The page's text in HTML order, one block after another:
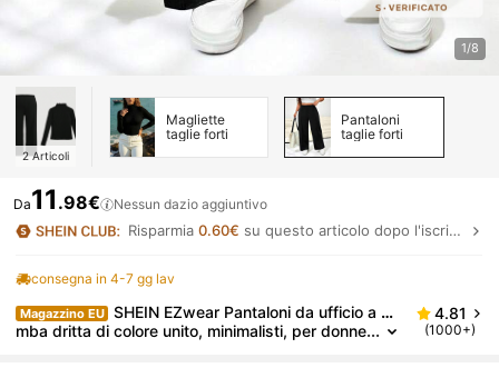
1/8
2 Articoli
Magliette
taglie forti
Pantaloni
taglie forti
Da11 .98€ Nessun dazio aggiuntivo
Risparmia0.60€ su questo articolo dopo l'iscrizione.
consegna in 4-7 gg lav
Magazzino EU
SHEIN EZwear Pantaloni da ufficio a ga
mba dritta di colore unito, minimalisti, per donne
4.81
(1000+)